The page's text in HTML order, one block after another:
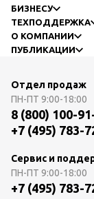
БИЗНЕСУ
ТЕХПОДДЕРЖКА
О КОМПАНИИ
ПУБЛИКАЦИИ
Отдел продаж
ПН-ПТ 9:00-18:00
8 (800) 100-
+7 (495) 783-
Сервис и
ПН-ПТ 9:00-18:00
+7 (495) 783-